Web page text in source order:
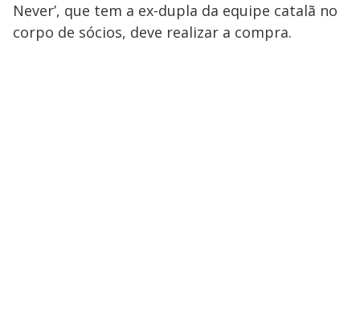
Never’, que tem a ex-dupla da equipe catalã no
corpo de sócios, deve realizar a compra.